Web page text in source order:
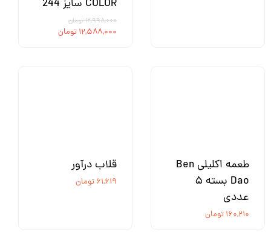
COLOR سایز 244
۱۲,۹۹۸,۰۰۰ تومان
۱۲,۵۸۸,۰۰۰ تومان
طعمه اکلیلی Ben
Dao بسته ۵
عددی
۱۶۰,۲۱۰ تومان
قلاب درآور
۶۱,۶۱۹ تومان